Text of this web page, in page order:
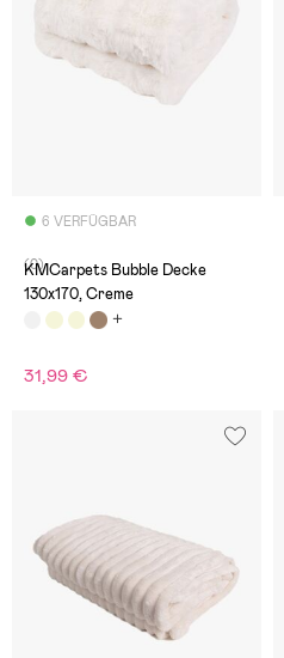
6 VERFÜGBAR
(0)
KMCarpets Bubble Decke
130x170, Creme
31,99 €